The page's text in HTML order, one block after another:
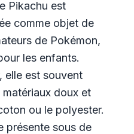
Pikachu est
comme objet de
de Pokémon,
les enfants.
elle est souvent
doux et
ou le polyester.
présente sous de